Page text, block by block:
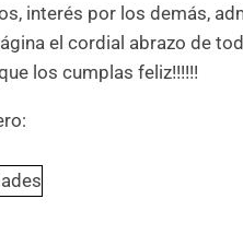
interés por los demás,
el cordial abrazo de
los cumplas feliz!!!!!!